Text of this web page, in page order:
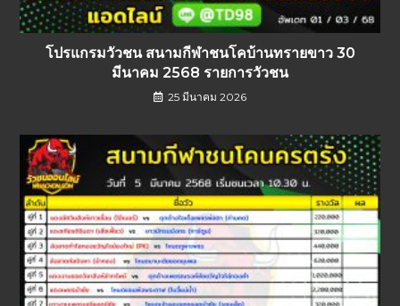
โปรแกรมวัวชน สนามกีฬาชนโคบ้านทรายขาว 30
มีนาคม 2568 รายการวัวชน
25 มีนาคม 2026